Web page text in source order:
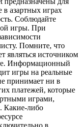
в азартных играх
Соблюдайте
игры. При
Помните, что
являться источником
Информационный
игры на реальные
принимает ни в
платежей, которые
играми,
Какие-либо
в